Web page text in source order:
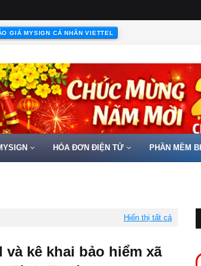
GIÁ MYSIGN CÁ NHÂN VIETTEL
HÓA ĐƠN ĐIỆN TỬ PHẦN MỀM
Hiển thị tất cả
và kê khai bảo hiểm xã